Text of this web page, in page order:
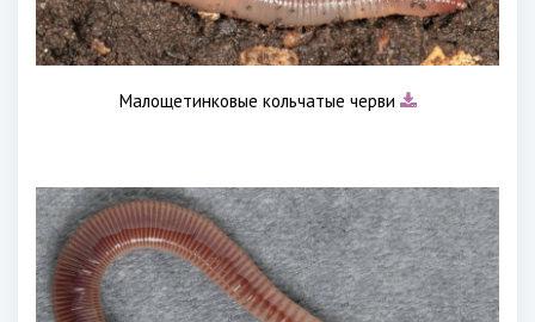
Малощетинковые кольчатые черви